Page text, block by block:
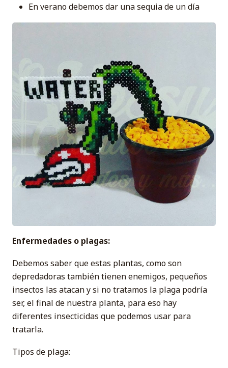
En verano debemos dar una sequia de un día
Enfermedades o plagas:
Debemos saber que estas plantas, como son
depredadoras también tienen enemigos, pequeños
insectos las atacan y si no tratamos la plaga podría
ser, el final de nuestra planta, para eso hay
diferentes insecticidas que podemos usar para
tratarla.
Tipos de plaga: